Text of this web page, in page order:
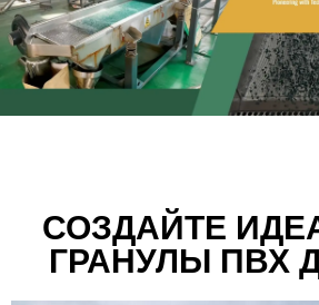
СОЗДАЙТЕ
ГРАНУЛЫ ПВХ